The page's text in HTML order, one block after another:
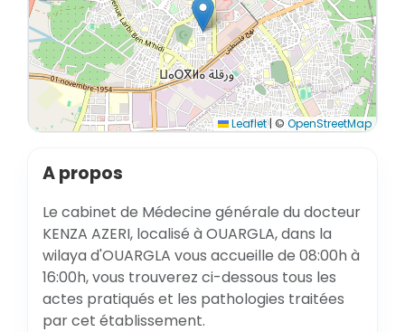
Leaflet | © OpenStreetMap
A propos
Le cabinet de Médecine générale du docteur
KENZA AZERI, localisé à OUARGLA, dans la
wilaya d'OUARGLA vous accueille de 08:00h à
16:00h, vous trouverez ci-dessous tous les
actes pratiqués et les pathologies traitées
par cet établissement.